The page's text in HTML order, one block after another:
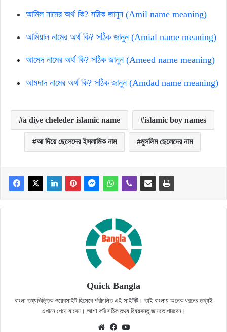
আমিল নামের অর্থ কি? সঠিক জানুন (Amil name meaning)
আমিয়াল নামের অর্থ কি? সঠিক জানুন (Amial name meaning)
আমেদ নামের অর্থ কি? সঠিক জানুন (Ameed name meaning)
আমদাদ নামের অর্থ কি? সঠিক জানুন (Amdad name meaning)
a diye cheleder islamic name islamic boy names
আ দিয়ে ছেলেদের ইসলামিক নাম মুসলিম ছেলেদের নাম
Quick Bangla
বাংলা তথ্যভিত্তিক ওয়েবসাইট হিসেবে পরিচালিত এই সাইটটি। তাই বাংলায় অনেক ধরনের তথ্যই
এখানে পেয়ে যাবেন। আশা করি সঠিক তথ্য বিষয়বস্তু জানতে পারবেন।
WebsiteFacebook